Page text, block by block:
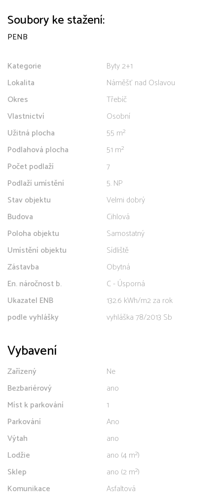
Soubory ke stažení:
PENB
Kategorie
Byty 2+1
Lokalita
Náměšť nad Oslavou
Okres
Třebíč
Vlastnictví
Osobní
Užitná plocha
55 m²
Podlahová plocha
51 m²
Počet podlaží
7
Podlaží umístění
5. NP
Stav objektu
Velmi dobrý
Budova
Cihlová
Poloha objektu
Samostatný
Umístění objektu
Sídliště
Zástavba
Obytná
En. náročnost b.
C - Úsporná
Ukazatel ENB
132.6 kWh/m2 za rok
podle vyhlášky
vyhláška 78/2013 Sb
Vybavení
Zařízený
Ne
Bezbariérový
ano
Míst k parkování
1
Parkování
Ano
Výtah
ano
Lodžie
ano (4 m²)
Sklep
ano (2 m²)
Komunikace
Asfaltová